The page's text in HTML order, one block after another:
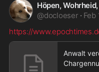
Höpen,
@docloeser · Feb
https://
Anwalt